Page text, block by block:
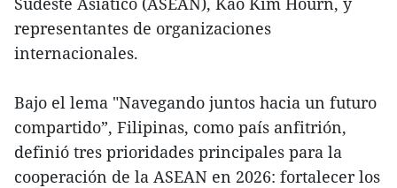
representantes de organizaciones
internacionales.
Bajo el lema "Navegando juntos hacia un futuro
compartido”, Filipinas, como país anfitrión,
definió tres prioridades principales para la
cooperación de la ASEAN en 2026: fortalecer los